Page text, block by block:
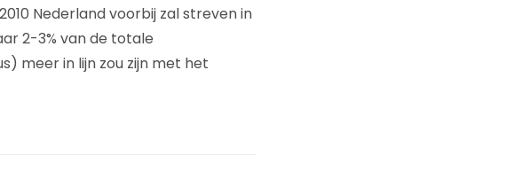
Nederland voorbij zal streven in
2-3% van de totale
meer in lijn zou zijn met het